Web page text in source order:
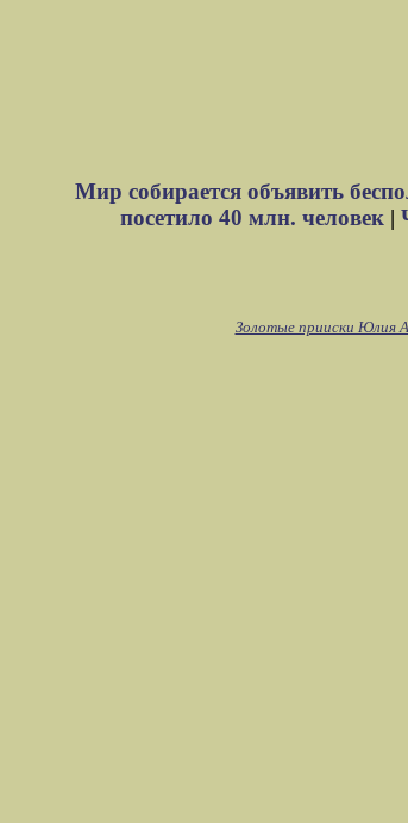
Мир собирается объявить
посетило 40 млн. человек|
Золотые прииски Юлия